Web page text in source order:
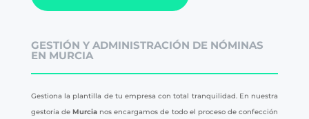
GESTIÓN Y ADMINISTRACIÓN DE NÓMINAS
EN MURCIA
Gestiona la plantilla de tu empresa con total tranquilidad. En nuestra
gestoría de Murcia nos encargamos de todo el proceso de confección